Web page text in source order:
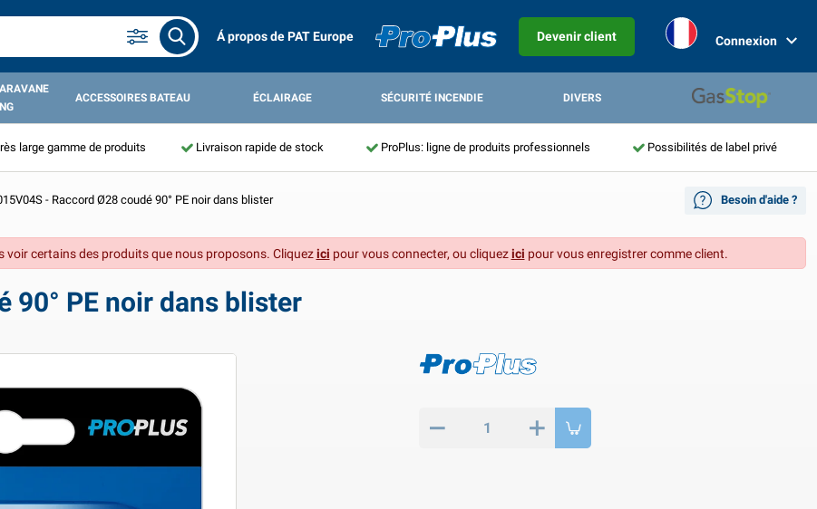
Á propos de PAT Europe Devenir client Connexion
ACCESSOIRES BATEAU ÉCLAIRAGE SÉCURITÉ INCENDIE DIVERS
large gamme de produits Livraison rapide de stock ProPlus: ligne de produits professionnels Possibilités de label privé
- Raccord Ø28 coudé 90° PE noir dans blister Besoin d'aide ?
voir certains des produits que nous proposons. Cliquezici pour vous connecter, ou cliquezici pour vous enregistrer comme client.
90° PE noir dans blister